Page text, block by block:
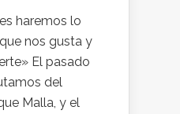
haremos lo
nos gusta y
El pasado
del
Malla, y el